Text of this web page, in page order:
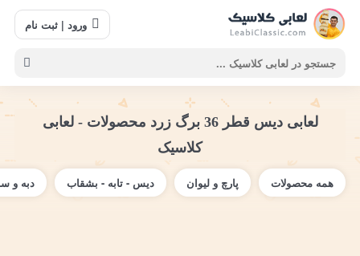
ورود | ثبت نام
لعابی دیس قطر 36 برگ زرد محصولات - لعابی
کلاسیک
همه محصولات پارچ و لیوان دیس - تابه - بشقاب دبه و